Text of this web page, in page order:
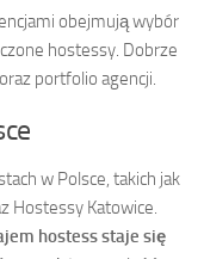
obejmują wybór
hostessy. Dobrze
portfolio agencji.
w Polsce, takich jak
Hostessy Katowice.
hostess staje się